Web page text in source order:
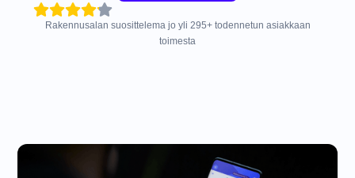
Rakennusalan suosittelema jo yli 295+ todennetun asiakkaan
toimesta